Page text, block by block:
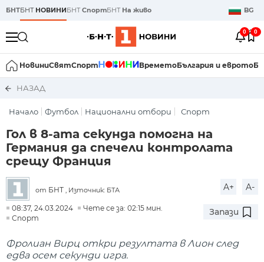
БНТБНТ НОВИНИБНТСпортБНТ На живо BG
0 0
НовиниСвятСпорт ВреметоБългария и еврото
НАЗАД
Начало Футбол Национални отбори Спорт
Гол в 8-ата секунда помогна на
Германия да спечели контролата
срещу Франция
от БНТ , Източник: БТА A+ A-
08:37, 24.03.2024
Чете се за: 02:15 мин.
Спорт
Запази
Фролиан Вирц откри резултата в Лион след
едва осем секунди игра.